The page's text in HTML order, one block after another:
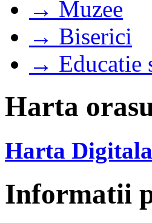
→ Muzee
→ Biserici
→ Educatie
Harta
Harta
Informatii